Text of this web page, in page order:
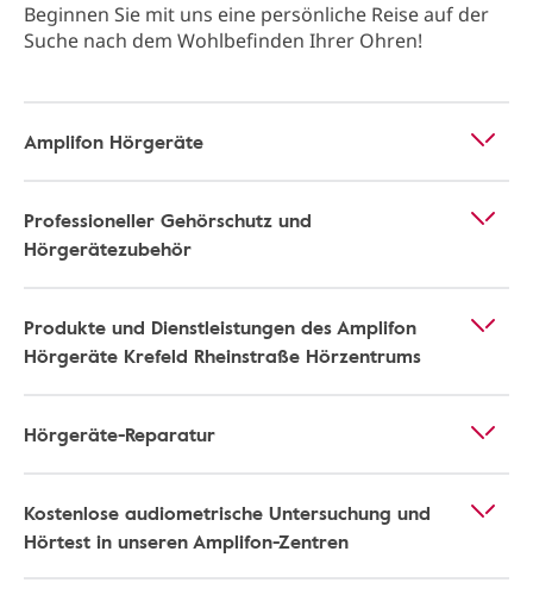
Beginnen Sie mit uns eine persönliche Reise auf der
Suche nach dem Wohlbefinden Ihrer Ohren!
Amplifon Hörgeräte
Professioneller Gehörschutz und
Hörgerätezubehör
Produkte und Dienstleistungen des Amplifon
Hörgeräte Krefeld Rheinstraße Hörzentrums
Hörgeräte-Reparatur
Kostenlose audiometrische Untersuchung und
Hörtest in unseren Amplifon-Zentren